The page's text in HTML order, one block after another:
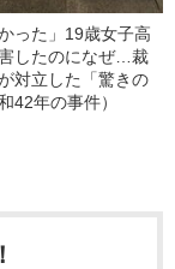
った」19歳女子高
したのになぜ…裁
対立した「驚きの
42年の事件）